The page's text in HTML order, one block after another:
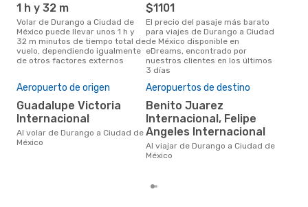
1 h y 32 m
Volar de Durango a Ciudad de
México puede llevar unos 1 h y
32 m minutos de tiempo total de
vuelo, dependiendo igualmente
de otros factores externos
$1101
El precio del pasaje más barato
para viajes de Durango a Ciudad
de México disponible en
eDreams, encontrado por
nuestros clientes en los últimos
3 días
Aeropuerto de origen
Guadalupe Victoria
Internacional
Al volar de Durango a Ciudad de
México
Aeropuertos de destino
Benito Juarez
Internacional, Felipe
Angeles Internacional
Al viajar de Durango a Ciudad de
México